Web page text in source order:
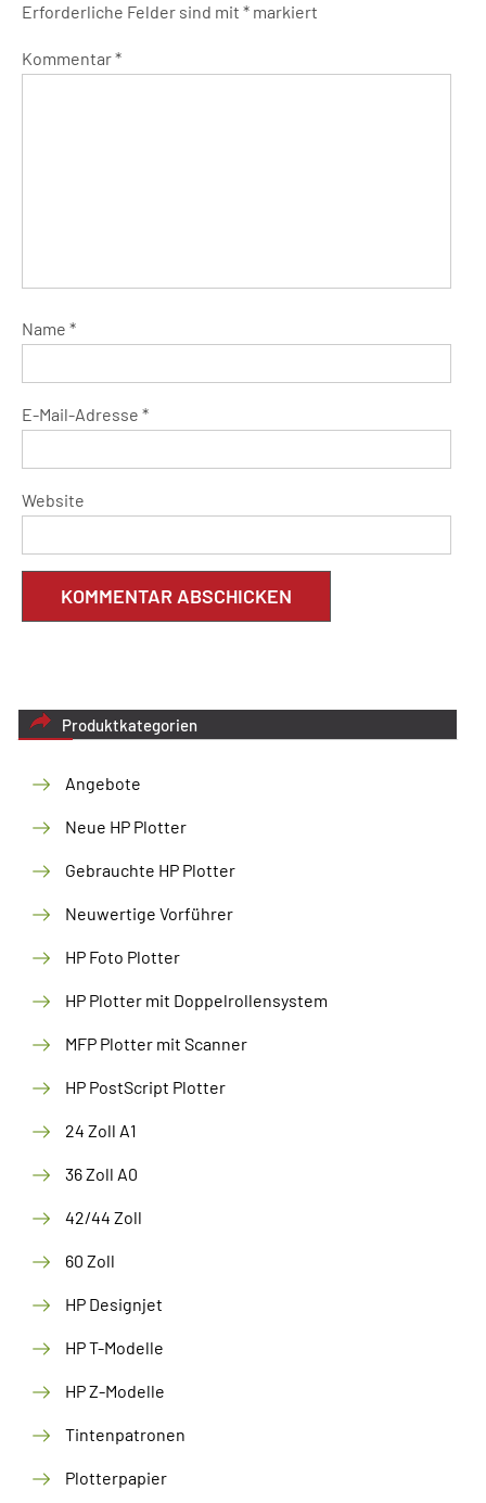
Erforderliche Felder sind mit * markiert
Kommentar*
Name *
E-Mail-Adresse *
Website
Produktkategorien
Angebote
Neue HP Plotter
Gebrauchte HP Plotter
Neuwertige Vorführer
HP Foto Plotter
HP Plotter mit Doppelrollensystem
MFP Plotter mit Scanner
HP PostScript Plotter
24 Zoll A1
36 Zoll A0
42/44 Zoll
60 Zoll
HP Designjet
HP T-Modelle
HP Z-Modelle
Tintenpatronen
Plotterpapier